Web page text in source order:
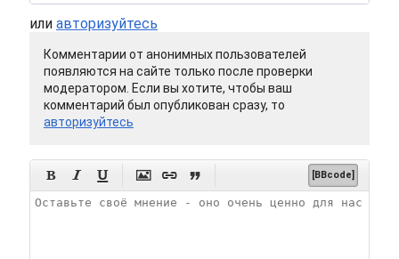
или авторизуйтесь
Комментарии от анонимных пользователей
появляются на сайте только после проверки
модератором. Если вы хотите, чтобы ваш
комментарий был опубликован сразу, то
авторизуйтесь
      [BBcode]